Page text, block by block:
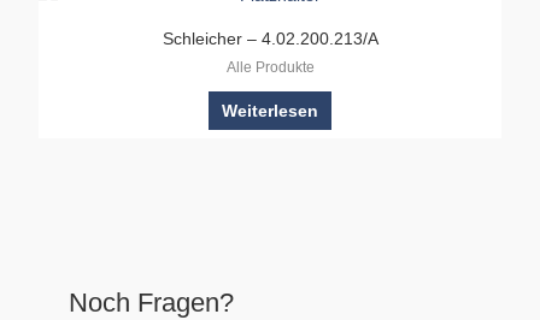
Schleicher – 4.02.200.213/A
Alle Produkte
Weiterlesen
Noch Fragen?